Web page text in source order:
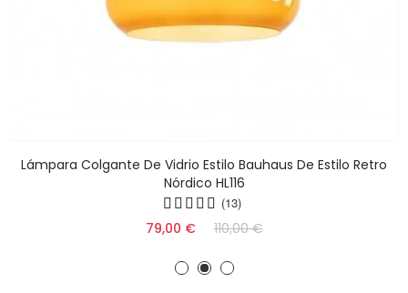
Retro
Lámpara Colgante De Cristal De Estilo Bauhaus
90,00 €